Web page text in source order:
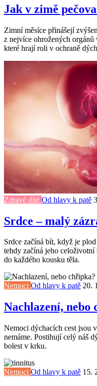
Jak v zimě
Zimní měsíce přinášejí
z nejvíce ohrožených
které hrají roli v ochraně
Zdravé dítě Od hlavy k patě
Srdce – malý
Srdce začíná bít, když je
tehdy začíná jeho
do každého kousku těla.
Nemoci Od hlavy k patě 20.
Nachlazení, nebo
Nemoci dýchacích cest jsou
nemáme. Postihují celý náš
bolest v krku.
Nemoci Od hlavy k patě 15.